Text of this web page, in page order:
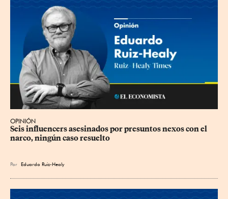
OPINIÓN
Seis influencers asesinados por presuntos nexos con el
narco, ningún caso resuelto
Por Eduardo Ruiz-Healy